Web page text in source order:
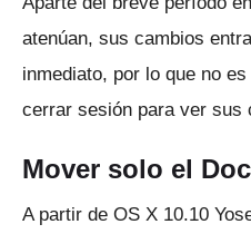
atenúan, sus cambios
inmediato, por lo que no
cerrar sesión para ver sus
Mover solo el
A partir de OS X 10.10